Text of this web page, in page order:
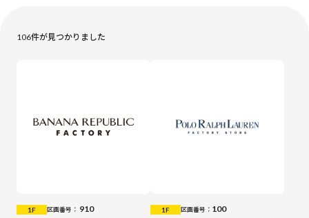
106件が見つかりました
1F 区画番号： 910 1F 区画番号： 100